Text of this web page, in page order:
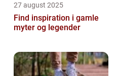
27 august 2025
Find inspiration i gamle
myter og legender